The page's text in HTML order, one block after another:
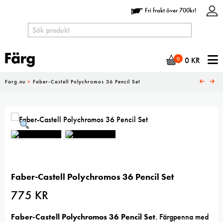
Fri frakt över 700kr!
0 0 KR
Farg.nu > Faber-Castell Polychromos 36 Pencil Set
Faber-Castell Polychromos 36 Pencil Set
775 KR
Faber-Castell Polychromos 36 Pencil Set. Färgpenna med